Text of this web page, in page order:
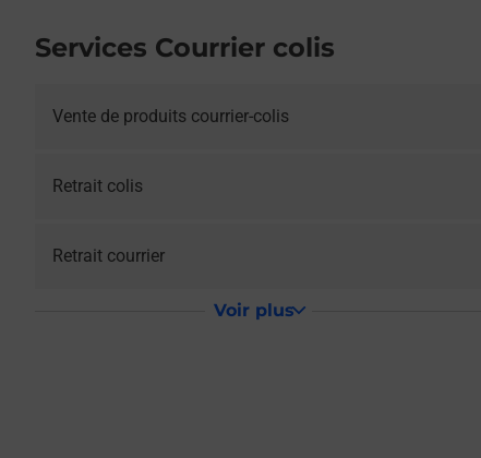
Services Courrier colis
Vente de produits courrier-colis
Retrait colis
Retrait courrier
Voir plus